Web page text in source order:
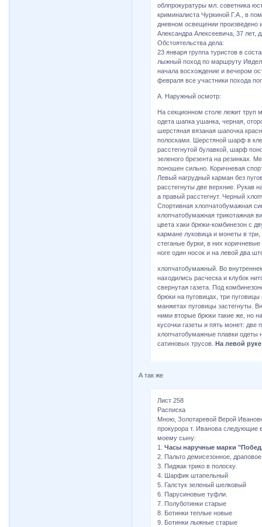
облпрокуратуры мл. советника
криминалиста Чуркиной Г.А., в
дневном освещении произведено
Александра Алексеевича, 37 лет,
Обстоятельства дела:
23 января группа туристов в
лыжный поход по маршруту
начала восхождение и вечером
февраля все участники похода
А. Наружный осмотр:
На секционном столе лежит труп
одета шапка ушанка, черная,
шерстяная вязаная шапочка
полосками. Шерстяной шарф в
расстегнутой булавкой, шарф
зеленого брезента на резинках.
поношен сильно. Коричневая
Левый нагрудный карман без
расстегнуты две верхние. Рукав
а правый расстегнут. Черный
Спортивная хлопчатобумажная
хлопчатобумажная трикотажная
цвета хаки брюки-комбинезон с
кармане луковица и монеты в
стеганые бурки, в них
ноге один носок и на левой два
хлопчатобумажный. Во
находились расческа и клубок
свернутая газета. Под
брюки на пуговицах, три
манжетах пуговицы застегнуты.
ними вторые брюки такие же, но
кусочки газеты и пять монет: две
хлопчатобумажные плавки одеты
сатиновых трусов. На левой
А так же
Лист 258
Расписка
Мною, Золотаревой Верой
прокурора т. Иванова следующие
моему сыну:
1. Часы наручные марки
2. Пальто демисезонное,
3. Пиджак трико в полоску.
4. Шарфик штапельный
5. Галстук зеленый шелковый
6. Парусиновые туфли.
7. Полуботинки старые
8. Ботинки теплые новые
9. Ботинки лыжные старые